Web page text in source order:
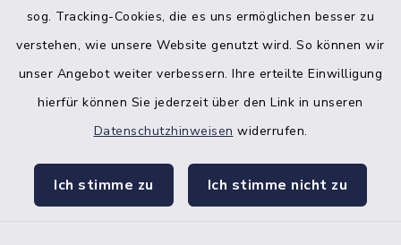
sog. Tracking-Cookies, die es uns ermöglichen besser zu
verstehen, wie unsere Website genutzt wird. So können wir
unser Angebot weiter verbessern. Ihre erteilte Einwilligung
hierfür können Sie jederzeit über den Link in unseren
Datenschutzhinweisen widerrufen.
Ich stimme zu Ich stimme nicht zu
facebook